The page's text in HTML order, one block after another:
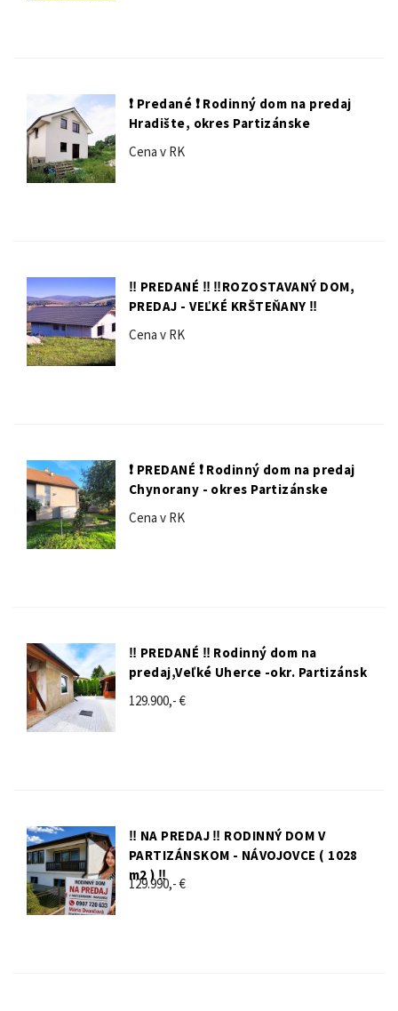
❗️ Predané ❗️ Rodinný dom na predaj
Hradište, okres Partizánske
Cena v RK
‼️ PREDANÉ ‼️ ‼️ROZOSTAVANÝ DOM,
PREDAJ - VEĽKÉ KRŠTEŇANY ‼️
Cena v RK
❗️ PREDANÉ ❗️ Rodinný dom na predaj
Chynorany - okres Partizánske
Cena v RK
‼️ PREDANÉ ‼️ Rodinný dom na
predaj,Veľké Uherce -okr. Partizánsk
129.900,- €
‼️ NA PREDAJ ‼️ RODINNÝ DOM V
PARTIZÁNSKOM - NÁVOJOVCE ( 1028
m2 ) ‼️
129.990,- €